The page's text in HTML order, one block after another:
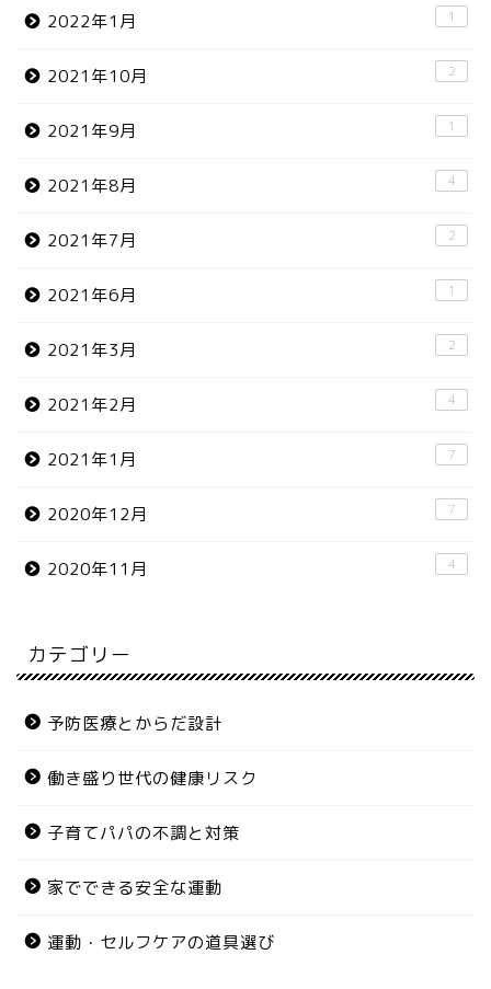
2022年1月 1
2021年10月 2
2021年9月 1
2021年8月 4
2021年7月 2
2021年6月 1
2021年3月 2
2021年2月 4
2021年1月 7
2020年12月 7
2020年11月 4
カテゴリー
予防医療とからだ設計
働き盛り世代の健康リスク
子育てパパの不調と対策
家でできる安全な運動
運動・セルフケアの道具選び